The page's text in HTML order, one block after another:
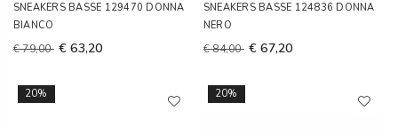
SNEAKERS BASSE 129470 DONNA
BIANCO
€ 79,00 € 63,20
SNEAKERS BASSE 124836 DONNA
NERO
€ 84,00 € 67,20
20% 20%